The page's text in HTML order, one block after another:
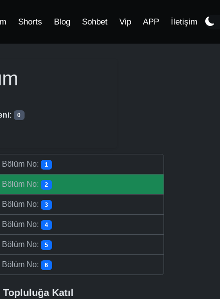
Shorts Blog Sohbet Vip APP İletişim
0
Bölüm No: 1
Bölüm No: 2
Bölüm No: 3
Bölüm No: 4
Bölüm No: 5
Bölüm No: 6
Topluluğa Katıl